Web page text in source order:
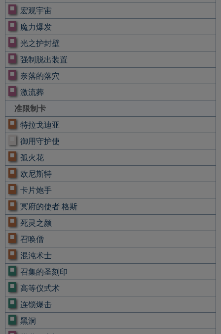
宏观宇宙
魔力爆发
光之护封壁
强制脱出装置
奈落的落穴
激流葬
准限制卡
特拉戈迪亚
御用守护使
孤火花
欧尼斯特
卡片炮手
冥府的使者 格斯
死灵之颜
召唤僧
混沌术士
召集的圣刻印
高等仪式术
连锁爆击
黑洞